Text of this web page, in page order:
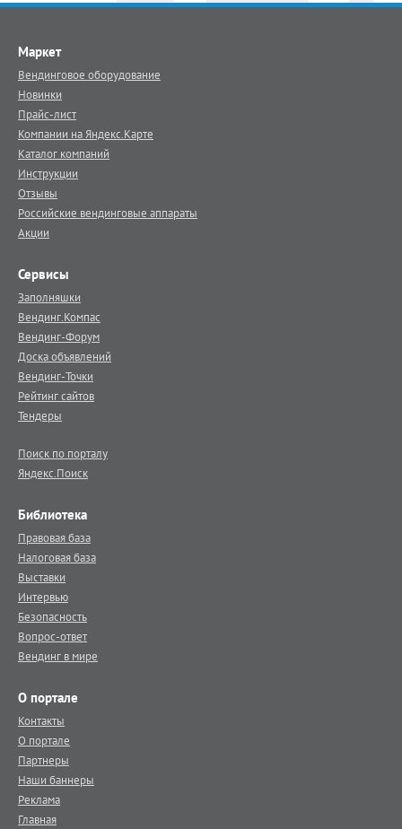
Маркет
Вендинговое оборудование
Новинки
Прайс-лист
Компании на Яндекс.Карте
Каталог компаний
Инструкции
Отзывы
Российские вендинговые аппараты
Акции
Сервисы
Заполняшки
Вендинг.Компас
Вендинг-Форум
Доска объявлений
Вендинг-Точки
Рейтинг сайтов
Тендеры
Поиск по порталу
Яндекс.Поиск
Библиотека
Правовая база
Налоговая база
Выставки
Интервью
Безопасность
Вопрос-ответ
Вендинг в мире
О портале
Контакты
О портале
Партнеры
Наши баннеры
Реклама
Главная